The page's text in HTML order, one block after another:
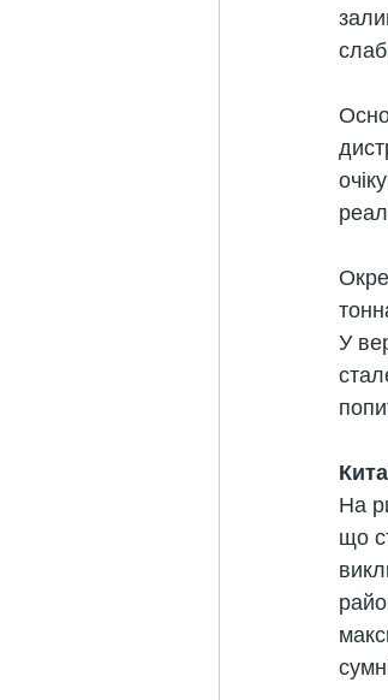
У
На
що